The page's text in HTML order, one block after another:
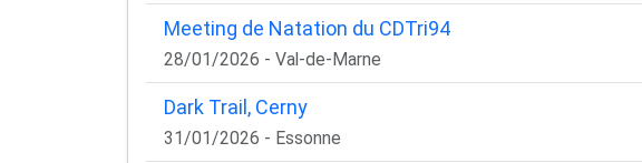
Meeting de Natation du CDTri94
28/01/2026 - Val-de-Marne
Dark Trail, Cerny
31/01/2026 - Essonne